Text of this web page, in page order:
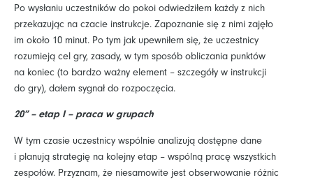
Po wysłaniu uczestników do pokoi odwiedziłem każdy z nich
przekazując na czacie instrukcje. Zapoznanie się z nimi zajęło
im około 10 minut. Po tym jak upewniłem się, że uczestnicy
rozumieją cel gry, zasady, w tym sposób obliczania punktów
na koniec (to bardzo ważny element – szczegóły w instrukcji
do gry), dałem sygnał do rozpoczęcia.
20” – etap I – praca w grupach
W tym czasie uczestnicy wspólnie analizują dostępne dane
i planują strategię na kolejny etap – wspólną pracę wszystkich
zespołów. Przyznam, że niesamowite jest obserwowanie różnic